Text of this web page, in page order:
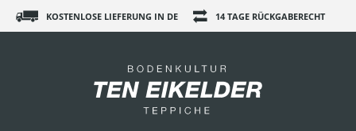
KOSTENLOSE LIEFERUNG IN DE 14 TAGE RÜCKGABERECHT